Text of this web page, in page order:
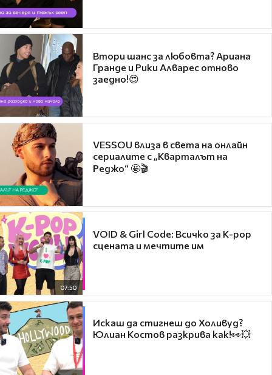
Втори шанс за любовта? Ариана
Гранде и Рики Алварес отново
заедно!😍
VESSOU влиза в света на онлайн
сериалите с „Кварталът на
Реджо“ 🤩🎬
07:50
VOID & Girl Code: Всичко за K-pop
сцената и мечтите им
Искаш да стигнеш до Холивуд?
Юлиан Костов разкрива как!👀💥